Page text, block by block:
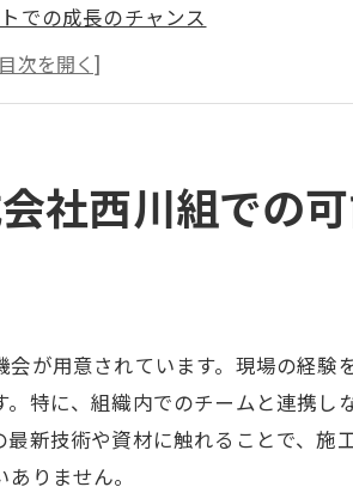
での成長のチャンス
新しい挑戦をサポート
リアパス
自己実現の場
る施工管理者の新しい挑戦
プロジェクト参画
機会の提供
トでの自己成長
シップを発揮する場
新しい可能性を探る
社西川組での
が用意されています。現場の経験
特に、組織内でのチームと連携し
新技術や資材に触れることで、施
りません。